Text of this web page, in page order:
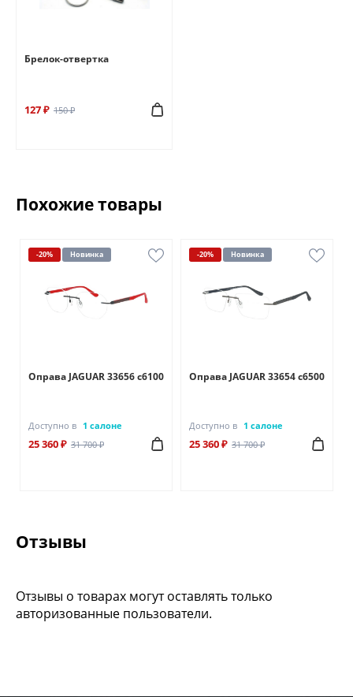
Брелок-отвертка
127 ₽ 150 ₽
Похожие товары
-20% Новинка
Оправа JAGUAR 33656 c6100
Доступно в 1 салоне
25 360 ₽ 31 700 ₽
-20% Новинка
Оправа JAGUAR 33654 c6500
Доступно в 1 салоне
25 360 ₽ 31 700 ₽
Отзывы
Отзывы о товарах могут оставлять только
авторизованные пользователи.